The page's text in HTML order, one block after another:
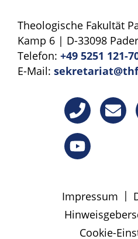
Theologische Fakultät
Kamp 6 | D-33098
Telefon: +49 5251 121-
E-Mail:
Impressum |
Cookie-